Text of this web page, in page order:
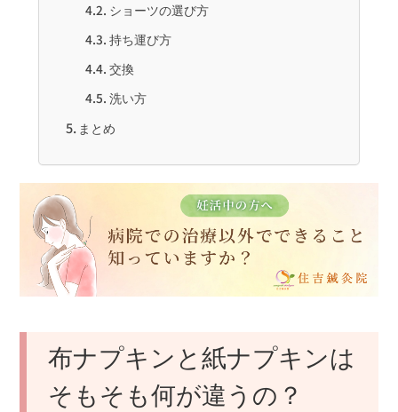
ショーツの選び方
持ち運び方
交換
洗い方
まとめ
布ナプキンと紙ナプキンは
そもそも何が違うの？